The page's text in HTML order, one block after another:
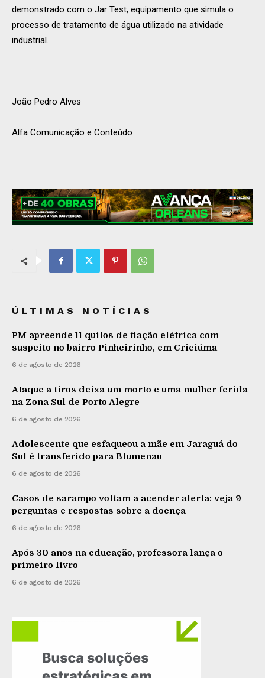
demonstrado com o Jar Test, equipamento que simula o
processo de tratamento de água utilizado na atividade
industrial.
João Pedro Alves
Alfa Comunicação e Conteúdo
ÚLTIMAS NOTÍCIAS
PM apreende 11 quilos de fiação elétrica com
suspeito no bairro Pinheirinho, em Criciúma
6 de agosto de 2026
Ataque a tiros deixa um morto e uma mulher ferida
na Zona Sul de Porto Alegre
6 de agosto de 2026
Adolescente que esfaqueou a mãe em Jaraguá do
Sul é transferido para Blumenau
6 de agosto de 2026
Casos de sarampo voltam a acender alerta: veja 9
perguntas e respostas sobre a doença
6 de agosto de 2026
Após 30 anos na educação, professora lança o
primeiro livro
6 de agosto de 2026